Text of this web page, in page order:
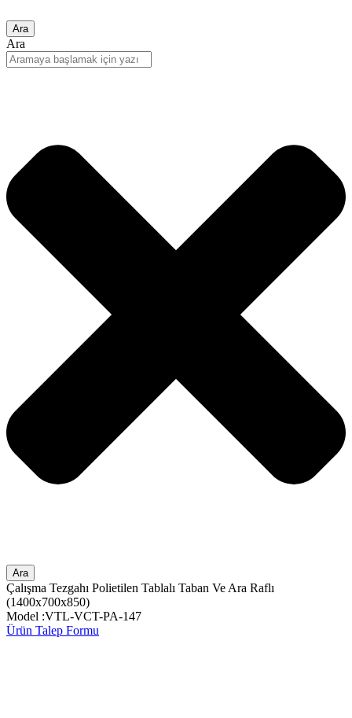
Ara
Ara
Ara
Çalışma Tezgahı Polietilen Tablalı Taban Ve Ara Raflı
(1400x700x850)
Model :VTL-VCT-PA-147
Ürün Talep Formu